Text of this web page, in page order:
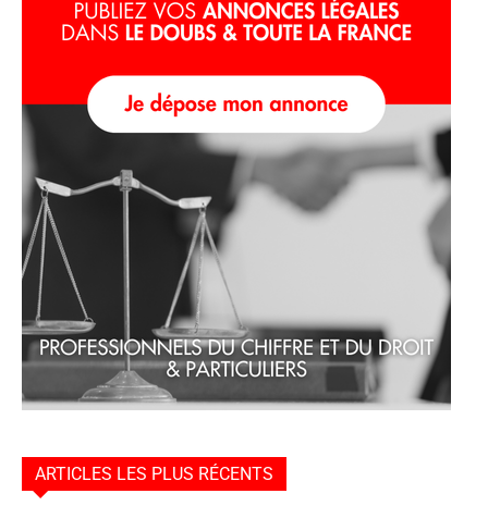
ARTICLES LES PLUS RÉCENTS